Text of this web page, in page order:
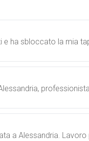
e ha sbloccato la mia
a Alessandria.